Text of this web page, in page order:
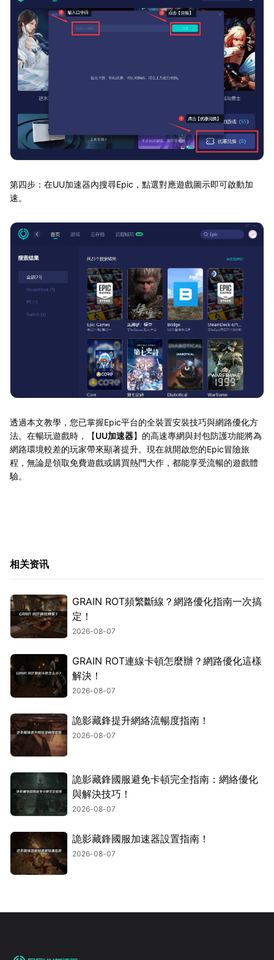
第四步：在UU加速器內搜尋Epic，點選對應遊戲圖示即可啟動加
速。
透過本文教學，您已掌握Epic平台的全裝置安裝技巧與網路優化方
法。在暢玩遊戲時，【UU加速器】的高速專網與封包防護功能將為
網路環境較差的玩家帶來顯著提升。現在就開啟您的Epic冒險旅
程，無論是領取免費遊戲或購買熱門大作，都能享受流暢的遊戲體
驗。
相关资讯
GRAIN ROT頻繁斷線？網路優化指南一次搞
定！
2026-08-07
GRAIN ROT連線卡頓怎麼辦？網路優化這樣
解決！
2026-08-07
詭影藏鋒提升網絡流暢度指南！
2026-08-07
詭影藏鋒國服避免卡頓完全指南：網絡優化
與解決技巧！
2026-08-07
詭影藏鋒國服加速器設置指南！
2026-08-07